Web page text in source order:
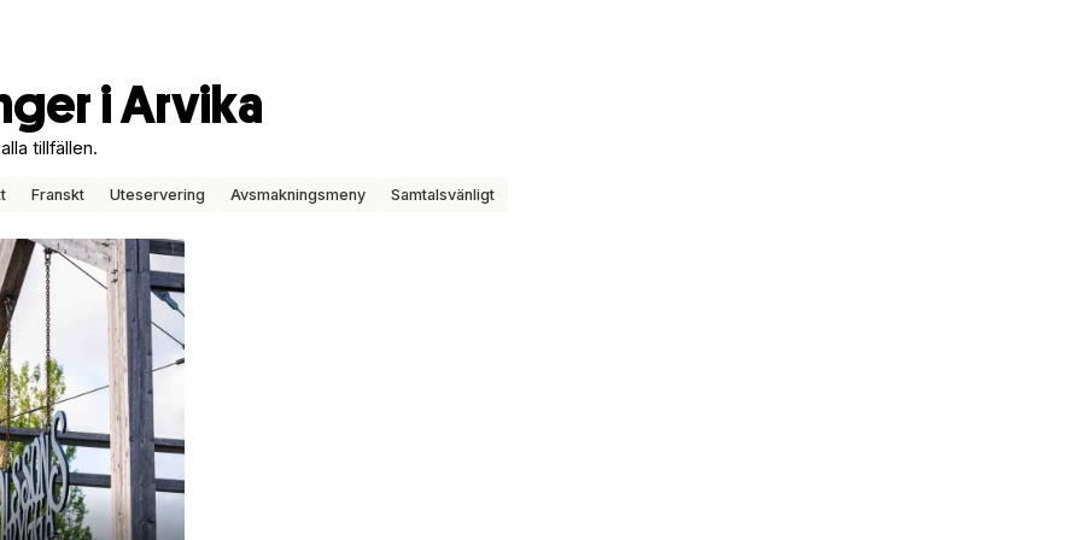
i Arvika
tillfällen.
Franskt Uteservering Avsmakningsmeny Samtalsvänligt
1